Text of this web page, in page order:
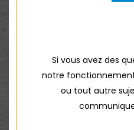
Si vous avez des
notre
ou tout autre